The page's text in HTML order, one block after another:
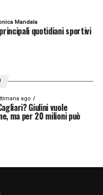
Mandala
quotidiani sportivi
ago
Giulini vuole
ma per 20 milioni può